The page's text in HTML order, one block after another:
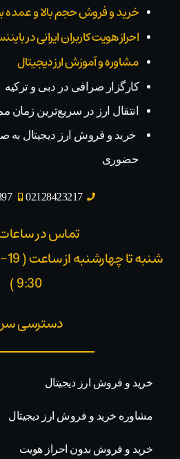
خرید و فروش حجم بالا و عمده
احراز هویت کاربران ایرانی در
مشاوره و آموزش ارز دیجیتال
کارگزار صرافی در دبی و ترکیه
انتقال ارز در سریع‌ترین زمان
خرید و فروش ارز دیجیتال
حضوری
02128423217
تماس در
9:30 )​
دسترسی
خرید و فروش ارز دیجیتال
مشاوره خرید و فروش ارز دیجیتال
خرید و فروش بدون احراز هویت